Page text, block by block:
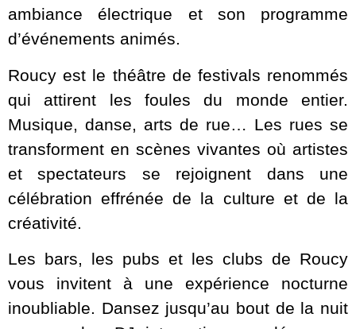
ambiance électrique et son programme
d’événements animés.
Roucy est le théâtre de festivals renommés
qui attirent les foules du monde entier.
Musique, danse, arts de rue… Les rues se
transforment en scènes vivantes où artistes
et spectateurs se rejoignent dans une
célébration effrénée de la culture et de la
créativité.
Les bars, les pubs et les clubs de Roucy
vous invitent à une expérience nocturne
inoubliable. Dansez jusqu’au bout de la nuit